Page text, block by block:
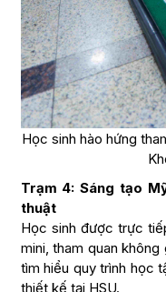
Học sinh hào hứng
Trạm 4: Sáng tạo
thuật
Học sinh được trực
mini, tham quan
tìm hiểu quy trình học
thiết kế tại HSU.